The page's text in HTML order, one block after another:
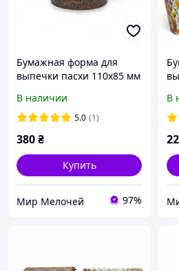
Бумажная форма для
выпечки пасхи 110х85 мм
набор 50 шт. (1895487547)
В наличии
5.0 (1)
380₴
Купить
Мир Мелочей 97%
В